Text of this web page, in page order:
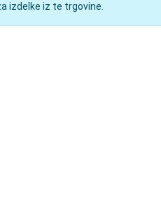
izdelke iz te trgovine.